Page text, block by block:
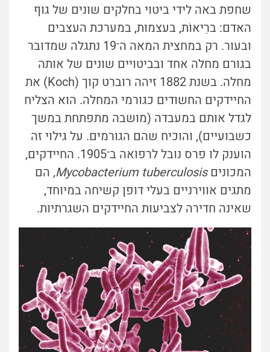
שחפת באה לידי ביטוי בחלקים שונים של גוף
האדם: ברֵיאוֹת, בעצמות, במערכת העצבים
ובעור. רק במחצית המאה ה־19 נתגלה שמדובר
בגורם מחלה אחד ובביטויים שונים של אותה
מחלה. בשנת 1882 זיהה רוברט קוך (Koch) את
החיידקים החשודים כגורמי המחלה. הוא הצליח
לגדל אותם במעבדה (מושבה מתפתחת במשך
כשבועיים), והוכיח שהם הגורמים. על גילוי זה
הוענק לו פרס נובל לרפואה ב־1905. החיידקים,
המכוניםMycobacterium tuberculosis, הם
מתגים אווירניים בעלי דופן קשיחה במיוחד,
שאינה חדירה לצביעות החיידקים השגרתיות.